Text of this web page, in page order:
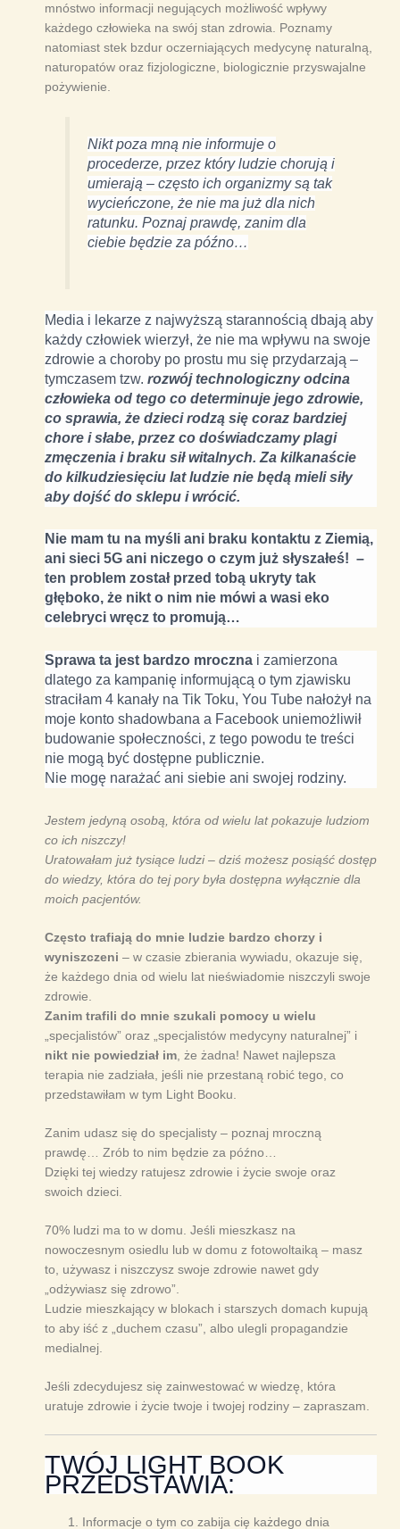
mnóstwo informacji negujących możliwość wpływy
każdego człowieka na swój stan zdrowia. Poznamy
natomiast stek bzdur oczerniających medycynę naturalną,
naturopatów oraz fizjologiczne, biologicznie przyswajalne
pożywienie.
Nikt poza mną nie informuje o
procederze, przez który ludzie chorują i
umierają – często ich organizmy są tak
wycieńczone, że nie ma już dla nich
ratunku. Poznaj prawdę, zanim dla
ciebie będzie za późno…
Media i lekarze z najwyższą starannością dbają aby
każdy człowiek wierzył, że nie ma wpływu na swoje
zdrowie a choroby po prostu mu się przydarzają –
tymczasem tzw. rozwój technologiczny odcina
człowieka od tego co determinuje jego zdrowie,
co sprawia, że dzieci rodzą się coraz bardziej
chore i słabe, przez co doświadczamy plagi
zmęczenia i braku sił witalnych. Za kilkanaście
do kilkudziesięciu lat ludzie nie będą mieli siły
aby dojść do sklepu i wrócić.
Nie mam tu na myśli ani braku kontaktu z Ziemią,
ani sieci 5G ani niczego o czym już słyszałeś! –
ten problem został przed tobą ukryty tak
głęboko, że nikt o nim nie mówi a wasi eko
celebryci wręcz to promują…
Sprawa ta jest bardzo mroczna i zamierzona
dlatego za kampanię informującą o tym zjawisku
straciłam 4 kanały na Tik Toku, You Tube nałożył na
moje konto shadowbana a Facebook uniemożliwił
budowanie społeczności, z tego powodu te treści
nie mogą być dostępne publicznie.
Nie mogę narażać ani siebie ani swojej rodziny.
Jestem jedyną osobą, która od wielu lat pokazuje ludziom
co ich niszczy!
Uratowałam już tysiące ludzi – dziś możesz posiąść dostęp
do wiedzy, która do tej pory była dostępna wyłącznie dla
moich pacjentów.
Często trafiają do mnie ludzie bardzo chorzy i
wyniszczeni – w czasie zbierania wywiadu, okazuje się,
że każdego dnia od wielu lat nieświadomie niszczyli swoje
zdrowie.
Zanim trafili do mnie szukali pomocy u wielu
„specjalistów” oraz „specjalistów medycyny naturalnej” i
nikt nie powiedział im, że żadna! Nawet najlepsza
terapia nie zadziała, jeśli nie przestaną robić tego, co
przedstawiłam w tym Light Booku.
Zanim udasz się do specjalisty – poznaj mroczną
prawdę… Zrób to nim będzie za późno…
Dzięki tej wiedzy ratujesz zdrowie i życie swoje oraz
swoich dzieci.
70% ludzi ma to w domu. Jeśli mieszkasz na
nowoczesnym osiedlu lub w domu z fotowoltaiką – masz
to, używasz i niszczysz swoje zdrowie nawet gdy
„odżywiasz się zdrowo”.
Ludzie mieszkający w blokach i starszych domach kupują
to aby iść z „duchem czasu”, albo ulegli propagandzie
medialnej.
Jeśli zdecydujesz się zainwestować w wiedzę, która
uratuje zdrowie i życie twoje i twojej rodziny – zapraszam.
TWÓJ LIGHT BOOK
PRZEDSTAWIA:
Informacje o tym co zabija cię każdego dnia